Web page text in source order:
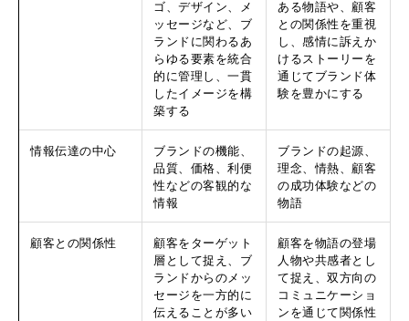
ゴ、デザイン、メ
ッセージなど、ブ
ランドに関わるあ
らゆる要素を統合
的に管理し、一貫
したイメージを構
築する
ある物語や、顧客
との関係性を重視
し、感情に訴えか
けるストーリーを
通じてブランド体
験を豊かにする
情報伝達の中心
ブランドの機能、
品質、価格、利便
性などの客観的な
情報
ブランドの起源、
理念、情熱、顧客
の成功体験などの
物語
顧客との関係性
顧客をターゲット
層として捉え、ブ
ランドからのメッ
セージを一方的に
伝えることが多い
顧客を物語の登場
人物や共感者とし
て捉え、双方向の
コミュニケーショ
ンを通じて関係性